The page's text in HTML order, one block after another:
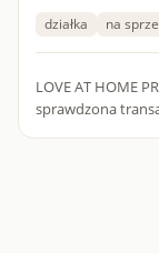
działka na
LOVE AT HOME PREZENTUJE! Z
sprawdzona